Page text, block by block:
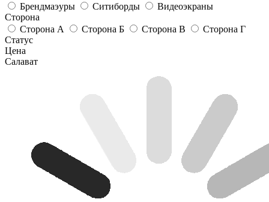
Брендмаэуры
Ситиборды
Видеоэкраны
Сторона
Сторона А
Сторона Б Сторона В
Сторона Г
Статус
Цена
Салават